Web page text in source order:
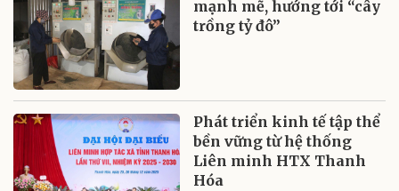
mạnh mẽ, hướng tới “cây
trồng tỷ đô”
Phát triển kinh tế tập thể
bền vững từ hệ thống
Liên minh HTX Thanh
Hóa